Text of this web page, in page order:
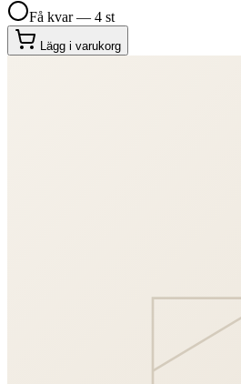
Få kvar — 4 st
Lägg i varukorg